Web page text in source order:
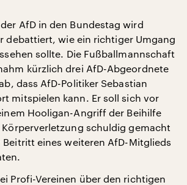
AfD in den Bundestag wird
debattiert, wie ein richtiger Umgang
sollte. Die Fußballmannschaft
kürzlich drei AfD-Abgeordnete
dass AfD-Politiker Sebastian
mitspielen kann. Er soll sich vor
Hooligan-Angriff der Beihilfe
schuldig gemacht
Beitritt eines weiteren AfD-Mitglieds
Profi-Vereinen über den richtigen